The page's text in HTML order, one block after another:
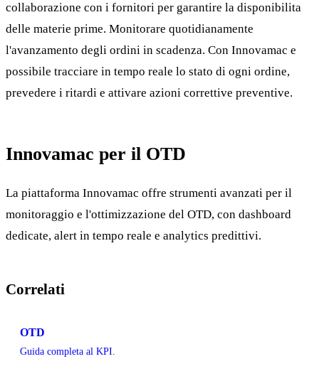
collaborazione con i fornitori per garantire la disponibilita
delle materie prime. Monitorare quotidianamente
l'avanzamento degli ordini in scadenza. Con Innovamac e
possibile tracciare in tempo reale lo stato di ogni ordine,
prevedere i ritardi e attivare azioni correttive preventive.
Innovamac per il OTD
La piattaforma Innovamac offre strumenti avanzati per il
monitoraggio e l'ottimizzazione del OTD, con dashboard
dedicate, alert in tempo reale e analytics predittivi.
Correlati
OTD
Guida completa al KPI.